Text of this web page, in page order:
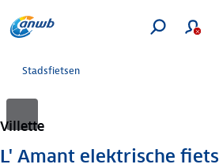
Stadsfietsen
Villette
L' Amant elektrische fiets